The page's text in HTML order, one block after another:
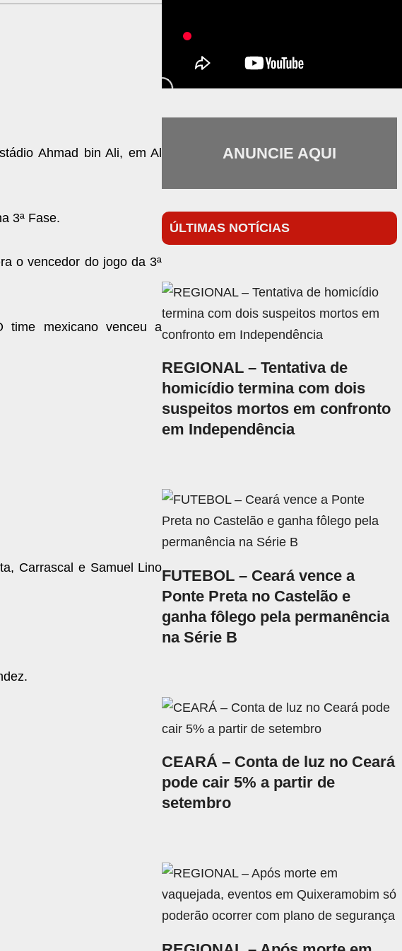
Ahmad bin Ali, em Al
3ª Fase.
o vencedor do jogo da 3ª
time mexicano venceu a
Carrascal e Samuel Lino
ANUNCIE AQUI
ÚLTIMAS NOTÍCIAS
REGIONAL – Tentativa de
homicídio termina com dois
suspeitos mortos em confronto
em Independência
FUTEBOL – Ceará vence a
Ponte Preta no Castelão e
ganha fôlego pela permanência
na Série B
CEARÁ – Conta de luz no Ceará
pode cair 5% a partir de
setembro